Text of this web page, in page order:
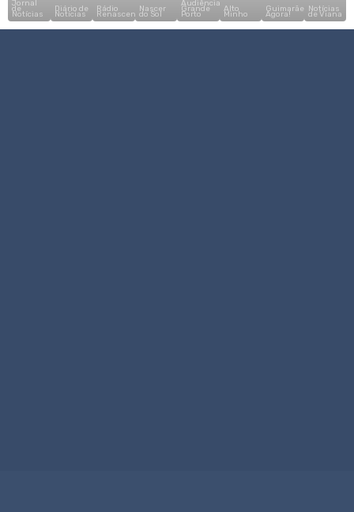
Jornal
de
Notícias
Diário de
Notícias
Rádio
Renascença
Nascer
do Sol
Audiência
Grande
Porto
Alto
Minho
Guimarães,
Agora!
Notícias
de Viana